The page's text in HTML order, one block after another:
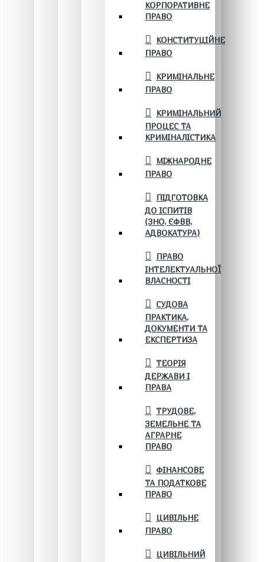
КОРПОРАТИВНЕ
ПРАВО
КОНСТИТУЦІЙНЕ
ПРАВО
КРИМІНАЛЬНЕ
ПРАВО
КРИМІНАЛЬНИЙ
ПРОЦЕС ТА
КРИМІНАЛІСТИКА
МІЖНАРОДНЕ
ПРАВО
ПІДГОТОВКА
ДО ІСПИТІВ
(ЗНО, ЄФВВ,
АДВОКАТУРА)
ПРАВО
ІНТЕЛЕКТУАЛЬНОЇ
ВЛАСНОСТІ
СУДОВА
ПРАКТИКА,
ДОКУМЕНТИ ТА
ЕКСПЕРТИЗА
ТЕОРІЯ
ДЕРЖАВИ І
ПРАВА
ТРУДОВЕ,
ЗЕМЕЛЬНЕ ТА
АГРАРНЕ
ПРАВО
ФІНАНСОВЕ
ТА ПОДАТКОВЕ
ПРАВО
ЦИВІЛЬНЕ
ПРАВО
ЦИВІЛЬНИЙ